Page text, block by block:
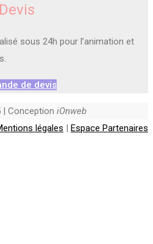
Devis
sous 24h pour l’animation et
de devis
Conception iOnweb
légales | Espace Partenaires